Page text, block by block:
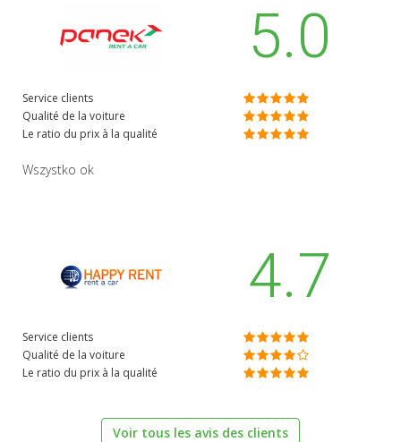
5.0
Service clients
Qualité de la voiture
Le ratio du prix à la qualité
Wszystko ok
4.7
Service clients
Qualité de la voiture
Le ratio du prix à la qualité
Voir tous les avis des clients